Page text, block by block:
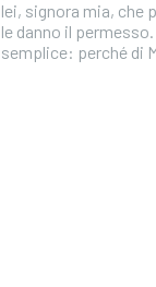
lei, signora mia, che
le danno il
semplice: perché di